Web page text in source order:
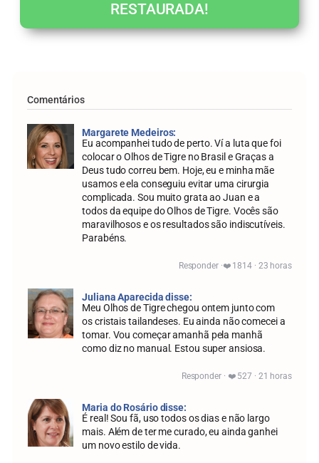
RESTAURADA!
Comentários
Margarete Medeiros:
Eu acompanhei tudo de perto. Ví a luta que foi
colocar o Olhos de Tigre no Brasil e Graças a
Deus tudo correu bem. Hoje, eu e minha mãe
usamos e ela conseguiu evitar uma cirurgia
complicada. Sou muito grata ao Juan e a
todos da equipe do Olhos de Tigre. Vocês são
maravilhosos e os resultados são indiscutíveis.
Parabéns.
Responder ·❤️ 1814 · 23 horas
Juliana Aparecida disse:
Meu Olhos de Tigre chegou ontem junto com
os cristais tailandeses. Eu ainda não comecei a
tomar. Vou começar amanhã pela manhã
como diz no manual. Estou super ansiosa.
Responder · ❤️ 527 · 21 horas
Maria do Rosário disse:
É real! Sou fã, uso todos os dias e não largo
mais. Além de ter me curado, eu ainda ganhei
um novo estilo de vida.